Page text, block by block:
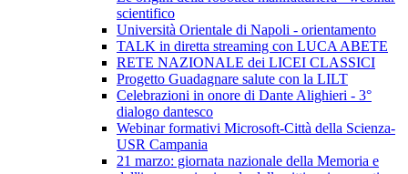
scientifico
Università Orientale di Napoli - orientamento
TALK in diretta streaming con LUCA ABETE
RETE NAZIONALE dei LICEI CLASSICI
Progetto Guadagnare salute con la LILT
Celebrazioni in onore di Dante Alighieri - 3°
dialogo dantesco
Webinar formativi Microsoft-Città della Scienza-
USR Campania
21 marzo: giornata nazionale della Memoria e